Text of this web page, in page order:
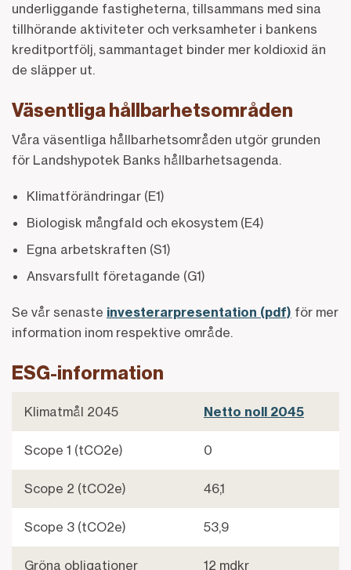
underliggande fastigheterna, tillsammans med sina
tillhörande aktiviteter och verksamheter i bankens
kreditportfölj, sammantaget binder mer koldioxid än
de släpper ut.
Väsentliga hållbarhetsområden
Våra väsentliga hållbarhetsområden utgör grunden
för Landshypotek Banks hållbarhetsagenda.
Klimatförändringar (E1)
Biologisk mångfald och ekosystem (E4)
Egna arbetskraften (S1)
Ansvarsfullt företagande (G1)
Se vår senaste investerarpresentation (pdf) för mer
information inom respektive område.
ESG-information
Klimatmål 2045 Netto noll 2045
Scope 1 (tCO2e) 0
Scope 2 (tCO2e) 46,1
Scope 3 (tCO2e) 53,9
Gröna obligationer 12 mdkr